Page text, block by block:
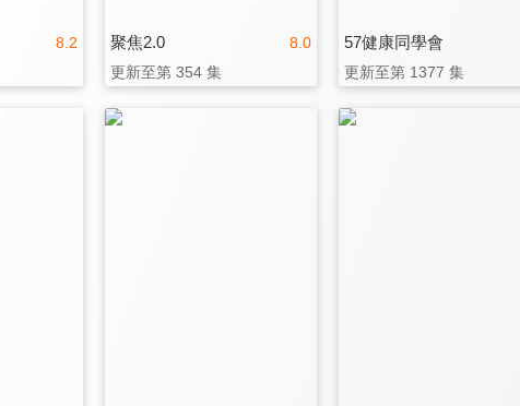
8.2 8.0
聚焦2.0
更新至第 354 集
57健康同學會
更新至第 1377 集